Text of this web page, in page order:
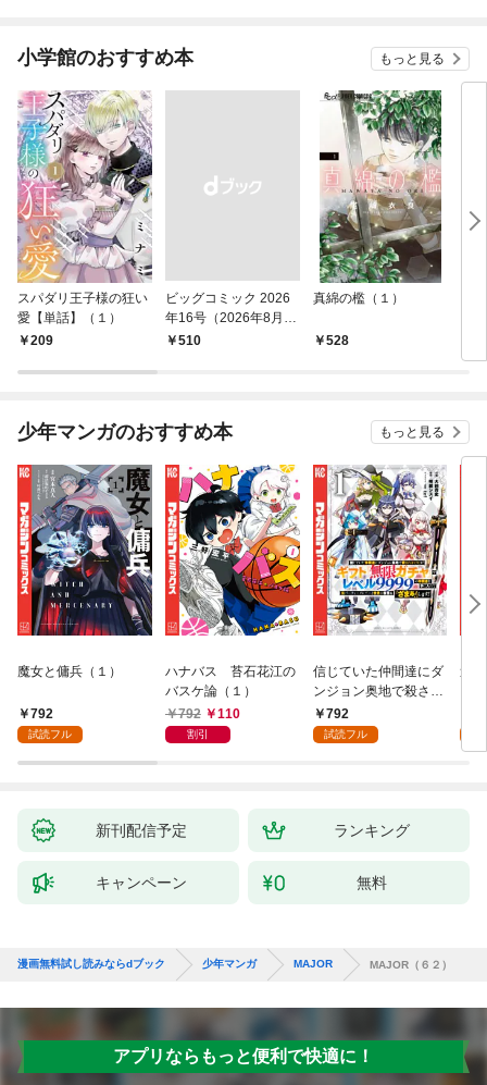
小学館のおすすめ本 もっと見る
スパダリ王子様の狂い
愛【単話】（１）
209
ビッグコミック 2026
年16号（2026年8月7
日発売）
￥510
真綿の檻（１）
528
少年マンガのおすすめ本 もっと見る
魔女と傭兵（１）
792
試読フル
ハナバス 苔石花江の
バスケ論（１）
792
110
割引
信じていた仲間達にダ
ンジョン奥地で殺され
かけたがギフト『無限
ガチャ』でレベル９９
（１）
792
試読フル
追
強
～
新刊配信予定 ランキング
キャンペーン 無料
漫画無料試し読みならdブック 少年マンガ MAJOR MAJOR（６２）
アプリならもっと便利で快適に！